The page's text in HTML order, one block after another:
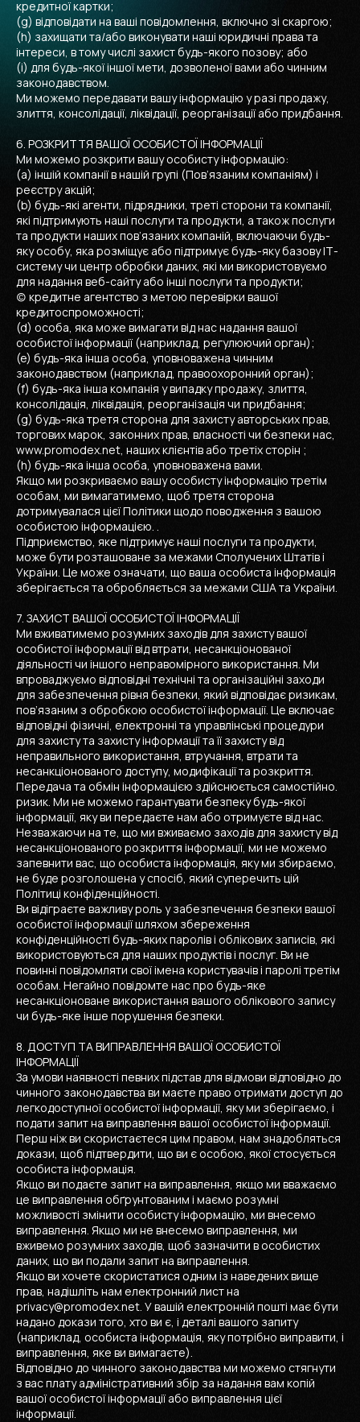
кредитної картки;
(g) відповідати на ваші повідомлення, включно зі скаргою;
(h) захищати та/або виконувати наші юридичні права та
інтереси, в тому числі захист будь-якого позову; або
(i) для будь-якої іншої мети, дозволеної вами або чинним
законодавством.
Ми можемо передавати вашу інформацію у разі продажу,
злиття, консолідації, ліквідації, реорганізації або придбання.
6. РОЗКРИТТЯ ВАШОЇ ОСОБИСТОЇ ІНФОРМАЦІЇ
Ми можемо розкрити вашу особисту інформацію:
(a) іншій компанії в нашій групі (Пов’язаним компаніям) і
реєстру акцій;
(b) будь-які агенти, підрядники, треті сторони та компанії,
які підтримують наші послуги та продукти, а також послуги
та продукти наших пов’язаних компаній, включаючи будь-
яку особу, яка розміщує або підтримує будь-яку базову ІТ-
систему чи центр обробки даних, які ми використовуємо
для надання веб-сайту або інші послуги та продукти;
(c) кредитне агентство з метою перевірки вашої
кредитоспроможності;
(d) особа, яка може вимагати від нас надання вашої
особистої інформації (наприклад, регулюючий орган);
(e) будь-яка інша особа, уповноважена чинним
законодавством (наприклад, правоохоронний орган);
(f) будь-яка інша компанія у випадку продажу, злиття,
консолідація, ліквідація, реорганізація чи придбання;
(g) будь-яка третя сторона для захисту авторських прав,
торгових марок, законних прав, власності чи безпеки нас,
www.promodex.net, наших клієнтів або третіх сторін ;
(h) будь-яка інша особа, уповноважена вами.
Якщо ми розкриваємо вашу особисту інформацію третім
особам, ми вимагатимемо, щоб третя сторона
дотримувалася цієї Політики щодо поводження з вашою
особистою інформацією. .
Підприємство, яке підтримує наші послуги та продукти,
може бути розташоване за межами Сполучених Штатів і
України. Це може означати, що ваша особиста інформація
зберігається та обробляється за межами США та України.
7. ЗАХИСТ ВАШОЇ ОСОБИСТОЇ ІНФОРМАЦІЇ
Ми вживатимемо розумних заходів для захисту вашої
особистої інформації від втрати, несанкціонованої
діяльності чи іншого неправомірного використання. Ми
впроваджуємо відповідні технічні та організаційні заходи
для забезпечення рівня безпеки, який відповідає ризикам,
пов’язаним з обробкою особистої інформації. Це включає
відповідні фізичні, електронні та управлінські процедури
для захисту та захисту інформації та її захисту від
неправильного використання, втручання, втрати та
несанкціонованого доступу, модифікації та розкриття.
Передача та обмін інформацією здійснюється самостійно.
ризик. Ми не можемо гарантувати безпеку будь-якої
інформації, яку ви передаєте нам або отримуєте від нас.
Незважаючи на те, що ми вживаємо заходів для захисту від
несанкціонованого розкриття інформації, ми не можемо
запевнити вас, що особиста інформація, яку ми збираємо,
не буде розголошена у спосіб, який суперечить цій
Політиці конфіденційності.
Ви відіграєте важливу роль у забезпечення безпеки вашої
особистої інформації шляхом збереження
конфіденційності будь-яких паролів і облікових записів, які
використовуються для наших продуктів і послуг. Ви не
повинні повідомляти свої імена користувачів і паролі третім
особам. Негайно повідомте нас про будь-яке
несанкціоноване використання вашого облікового запису
чи будь-яке інше порушення безпеки.
8. ДОСТУП ТА ВИПРАВЛЕННЯ ВАШОЇ ОСОБИСТОЇ
ІНФОРМАЦІЇ
За умови наявності певних підстав для відмови відповідно до
чинного законодавства ви маєте право отримати доступ до
легкодоступної особистої інформації, яку ми зберігаємо, і
подати запит на виправлення вашої особистої інформації.
Перш ніж ви скористаєтеся цим правом, нам знадобляться
докази, щоб підтвердити, що ви є особою, якої стосується
особиста інформація.
Якщо ви подаєте запит на виправлення, якщо ми вважаємо
це виправлення обґрунтованим і маємо розумні
можливості змінити особисту інформацію, ми внесемо
виправлення. Якщо ми не внесемо виправлення, ми
вживемо розумних заходів, щоб зазначити в особистих
даних, що ви подали запит на виправлення.
Якщо ви хочете скористатися одним із наведених вище
прав, надішліть нам електронний лист на
privacy@promodex.net. У вашій електронній пошті має бути
надано докази того, хто ви є, і деталі вашого запиту
(наприклад, особиста інформація, яку потрібно виправити, і
виправлення, яке ви вимагаєте).
Відповідно до чинного законодавства ми можемо стягнути
з вас плату адміністративний збір за надання вам копій
вашої особистої інформації або виправлення цієї
інформації.